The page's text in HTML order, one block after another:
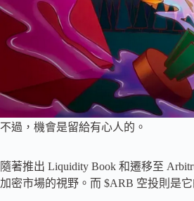
不過，機會是留給有心人的。
隨著推出 Liquidity Book 和遷移至
加密市場的視野。而 $ARB 空投則是它